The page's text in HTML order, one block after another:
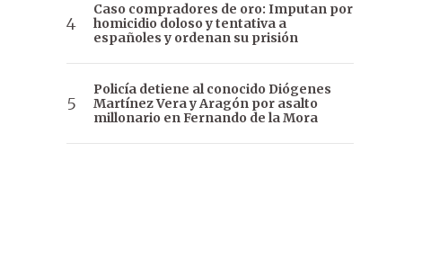
Caso compradores de oro: Imputan por
homicidio doloso y tentativa a
españoles y ordenan su prisión
Policía detiene al conocido Diógenes
Martínez Vera y Aragón por asalto
millonario en Fernando de la Mora